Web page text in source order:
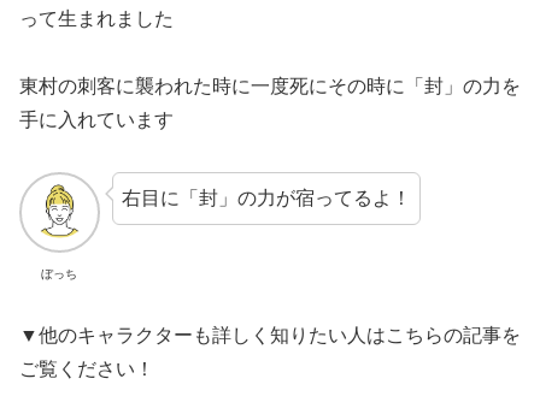
って生まれました
東村の刺客に襲われた時に一度死にその時に「封」の力を
手に入れています
ぼっち
右目に「封」の力が宿ってるよ！
▼他のキャラクターも詳しく知りたい人はこちらの記事を
ご覧ください！